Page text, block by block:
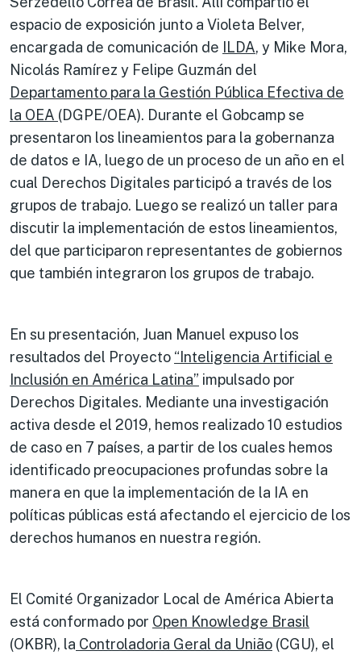
espacio de exposición junto a Violeta Belver,
encargada de comunicación de ILDA, y Mike Mora,
Nicolás Ramírez y Felipe Guzmán del
Departamento para la Gestión Pública Efectiva de
la OEA (DGPE/OEA). Durante el Gobcamp se
presentaron los lineamientos para la gobernanza
de datos e IA, luego de un proceso de un año en el
cual Derechos Digitales participó a través de los
grupos de trabajo. Luego se realizó un taller para
discutir la implementación de estos lineamientos,
del que participaron representantes de gobiernos
que también integraron los grupos de trabajo.
En su presentación, Juan Manuel expuso los
resultados del Proyecto “Inteligencia Artificial e
Inclusión en América Latina” impulsado por
Derechos Digitales. Mediante una investigación
activa desde el 2019, hemos realizado 10 estudios
de caso en 7 países, a partir de los cuales hemos
identificado preocupaciones profundas sobre la
manera en que la implementación de la IA en
políticas públicas está afectando el ejercicio de los
derechos humanos en nuestra región.
El Comité Organizador Local de América Abierta
está conformado por Open Knowledge Brasil
(OKBR), la Controladoria Geral da União (CGU), el